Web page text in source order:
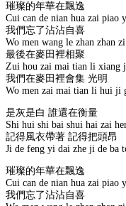
璀璨的年華在飄逸
Cui can de nian hua zai piao
我們忘了沾沾自喜
Wo men wang le zhan zhan
最後在麥田裡相聚
Zui hou zai mai tian li xiang
我們在麥田裡會集 光明
Wo men zai mai tian li hui ji
是灰是白 誰還在衡量
Shi hui shi bai shui hai zai
記得風衣帶著 記得把頭昂
Ji de feng yi dai zhe ji de ba
璀璨的年華在飄逸
Cui can de nian hua zai piao
我們忘了沾沾自喜